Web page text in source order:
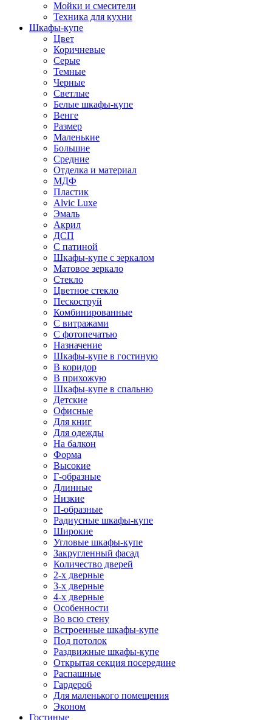
Мойки и смесители
Техника для кухни
Шкафы-купе
Цвет
Коричневые
Серые
Темные
Черные
Светлые
Белые шкафы-купе
Венге
Размер
Маленькие
Большие
Средние
Отделка и материал
МДФ
Пластик
Alvic Luxe
Эмаль
Акрил
ДСП
С патиной
Шкафы-купе с зеркалом
Матовое зеркало
Стекло
Цветное стекло
Пескоструй
Комбинированные
С витражами
С фотопечатью
Назначение
Шкафы-купе в гостиную
В коридор
В прихожую
Шкафы-купе в спальню
Детские
Офисные
Для книг
Для одежды
На балкон
Форма
Высокие
Г-образные
Длинные
Низкие
П-образные
Радиусные шкафы-купе
Широкие
Угловые шкафы-купе
Закругленный фасад
Количество дверей
2-х дверные
3-х дверные
4-х дверные
Особенности
Во всю стену
Встроенные шкафы-купе
Под потолок
Раздвижные шкафы-купе
Открытая секция посередине
Распашные
Гардероб
Для маленького помещения
Эконом
Гостиные